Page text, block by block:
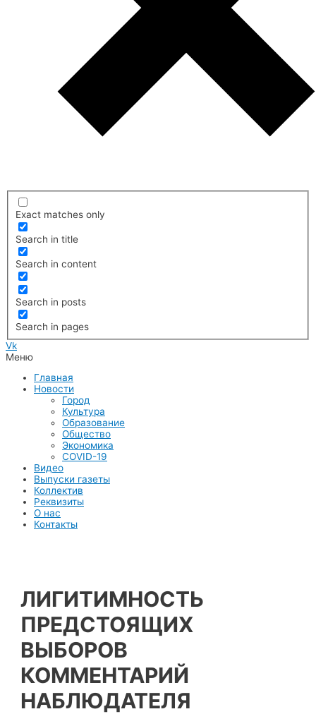
Exact matches only
Search in title
Search in content
Search in posts
Search in pages
Vk
Меню
Главная
Новости
Город
Культура
Образование
Общество
Экономика
COVID-19
Видео
Выпуски газеты
Коллектив
Реквизиты
О нас
Контакты
ЛИГИТИМНОСТЬ
ПРЕДСТОЯЩИХ
ВЫБОРОВ
КОММЕНТАРИЙ
НАБЛЮДАТЕЛЯ